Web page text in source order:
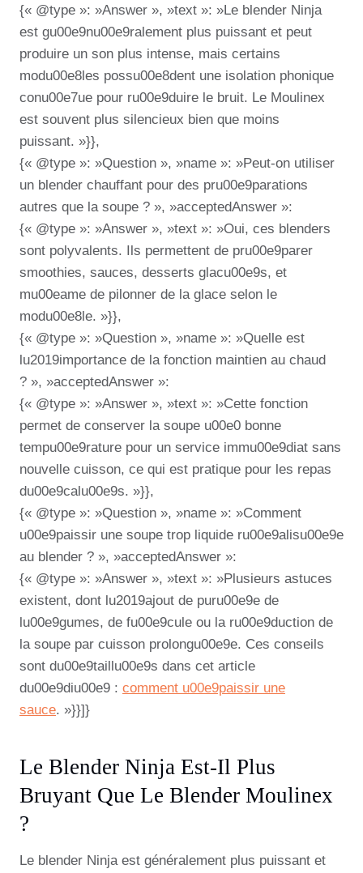
{« @type »: »Answer », »text »: »Le blender Ninja
est gu00e9nu00e9ralement plus puissant et peut
produire un son plus intense, mais certains
modu00e8les possu00e8dent une isolation phonique
conu00e7ue pour ru00e9duire le bruit. Le Moulinex
est souvent plus silencieux bien que moins
puissant. »}},
{« @type »: »Question », »name »: »Peut-on utiliser
un blender chauffant pour des pru00e9parations
autres que la soupe ? », »acceptedAnswer »:
{« @type »: »Answer », »text »: »Oui, ces blenders
sont polyvalents. Ils permettent de pru00e9parer
smoothies, sauces, desserts glacu00e9s, et
mu00eame de pilonner de la glace selon le
modu00e8le. »}},
{« @type »: »Question », »name »: »Quelle est
lu2019importance de la fonction maintien au chaud
? », »acceptedAnswer »:
{« @type »: »Answer », »text »: »Cette fonction
permet de conserver la soupe u00e0 bonne
tempu00e9rature pour un service immu00e9diat sans
nouvelle cuisson, ce qui est pratique pour les repas
du00e9calu00e9s. »}},
{« @type »: »Question », »name »: »Comment
u00e9paissir une soupe trop liquide ru00e9alisu00e9e
au blender ? », »acceptedAnswer »:
{« @type »: »Answer », »text »: »Plusieurs astuces
existent, dont lu2019ajout de puru00e9e de
lu00e9gumes, de fu00e9cule ou la ru00e9duction de
la soupe par cuisson prolongu00e9e. Ces conseils
sont du00e9taillu00e9s dans cet article
du00e9diu00e9 : comment u00e9paissir une
sauce. »}}]}
Le Blender Ninja Est-Il Plus
Bruyant Que Le Blender Moulinex
?
Le blender Ninja est généralement plus puissant et